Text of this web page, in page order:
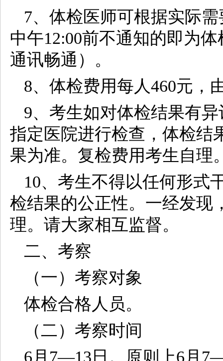
7、体检医师可根据实际
中午12:00前不通知的即为
通讯畅通）。
8、体检费用每人460元，
9、考生如对体检结果有
指定医院进行检查，体检结
果为准。复检费用考生自理
10、考生不得以任何形式
检结果的公正性。一经发现
理。请大家相互监督。
二、考察
（一）考察对象
体检合格人员。
（二）考察时间
6月7—13日。原则上6月